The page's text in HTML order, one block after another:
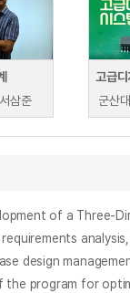
삼준
고급디
군산
of a
on requirements
design
of the program for